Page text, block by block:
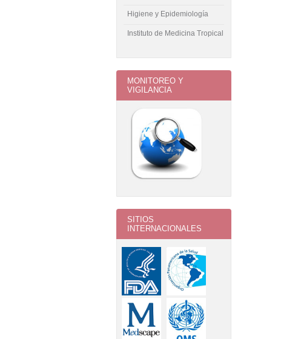
Higiene y Epidemiología
Instituto de Medicina Tropical
MONITOREO Y
VIGILANCIA
SITIOS
INTERNACIONALES